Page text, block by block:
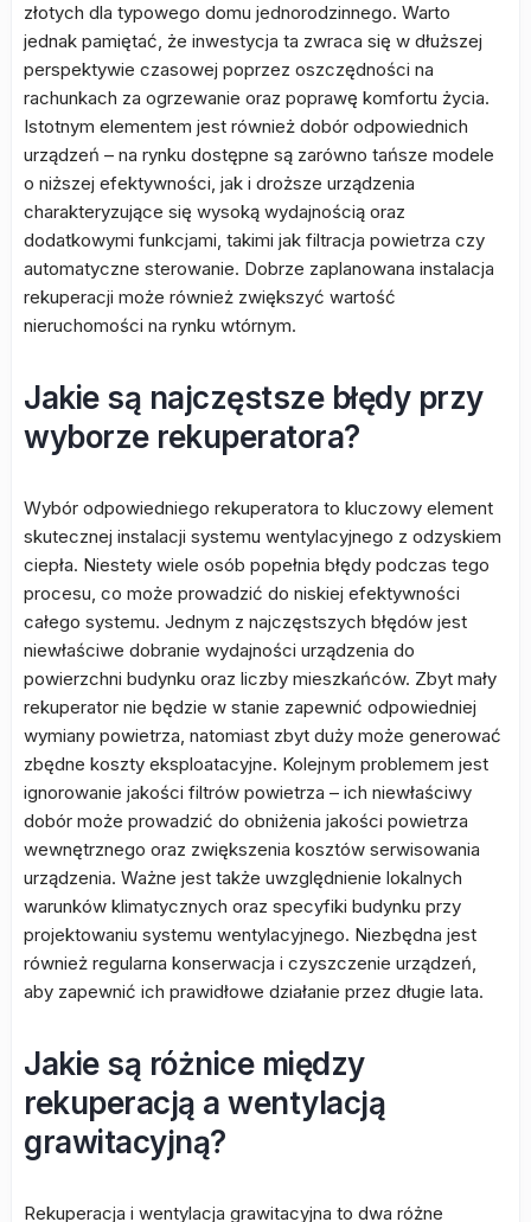
złotych dla typowego domu jednorodzinnego. Warto
jednak pamiętać, że inwestycja ta zwraca się w dłuższej
perspektywie czasowej poprzez oszczędności na
rachunkach za ogrzewanie oraz poprawę komfortu życia.
Istotnym elementem jest również dobór odpowiednich
urządzeń – na rynku dostępne są zarówno tańsze modele
o niższej efektywności, jak i droższe urządzenia
charakteryzujące się wysoką wydajnością oraz
dodatkowymi funkcjami, takimi jak filtracja powietrza czy
automatyczne sterowanie. Dobrze zaplanowana instalacja
rekuperacji może również zwiększyć wartość
nieruchomości na rynku wtórnym.
Jakie są najczęstsze błędy przy
wyborze rekuperatora?
Wybór odpowiedniego rekuperatora to kluczowy element
skutecznej instalacji systemu wentylacyjnego z odzyskiem
ciepła. Niestety wiele osób popełnia błędy podczas tego
procesu, co może prowadzić do niskiej efektywności
całego systemu. Jednym z najczęstszych błędów jest
niewłaściwe dobranie wydajności urządzenia do
powierzchni budynku oraz liczby mieszkańców. Zbyt mały
rekuperator nie będzie w stanie zapewnić odpowiedniej
wymiany powietrza, natomiast zbyt duży może generować
zbędne koszty eksploatacyjne. Kolejnym problemem jest
ignorowanie jakości filtrów powietrza – ich niewłaściwy
dobór może prowadzić do obniżenia jakości powietrza
wewnętrznego oraz zwiększenia kosztów serwisowania
urządzenia. Ważne jest także uwzględnienie lokalnych
warunków klimatycznych oraz specyfiki budynku przy
projektowaniu systemu wentylacyjnego. Niezbędna jest
również regularna konserwacja i czyszczenie urządzeń,
aby zapewnić ich prawidłowe działanie przez długie lata.
Jakie są różnice między
rekuperacją a wentylacją
grawitacyjną?
Rekuperacja i wentylacja grawitacyjna to dwa różne